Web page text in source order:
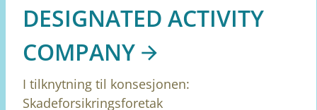
DESIGNATED ACTIVITY
COMPANY
I tilknytning til konsesjonen:
Skadeforsikringsforetak